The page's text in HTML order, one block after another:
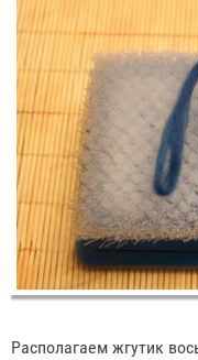
Располагаем жгутик